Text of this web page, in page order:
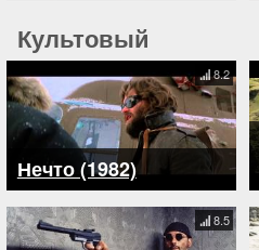
Культовый
Нечто (1982)
8.2
8.5